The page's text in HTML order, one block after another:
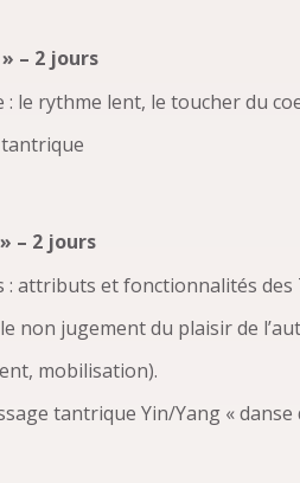
– 2 jours
le rythme lent, le toucher du
– 2 jours
: attributs et fonctionnalités
non jugement du plaisir de
mobilisation).
tantrique Yin/Yang « danse